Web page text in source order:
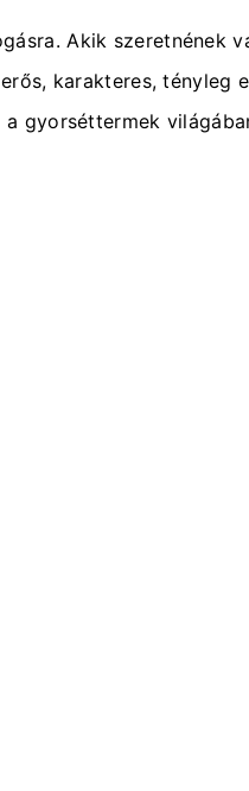
Akik szeretnének
karakteres, tényleg
gyorséttermek